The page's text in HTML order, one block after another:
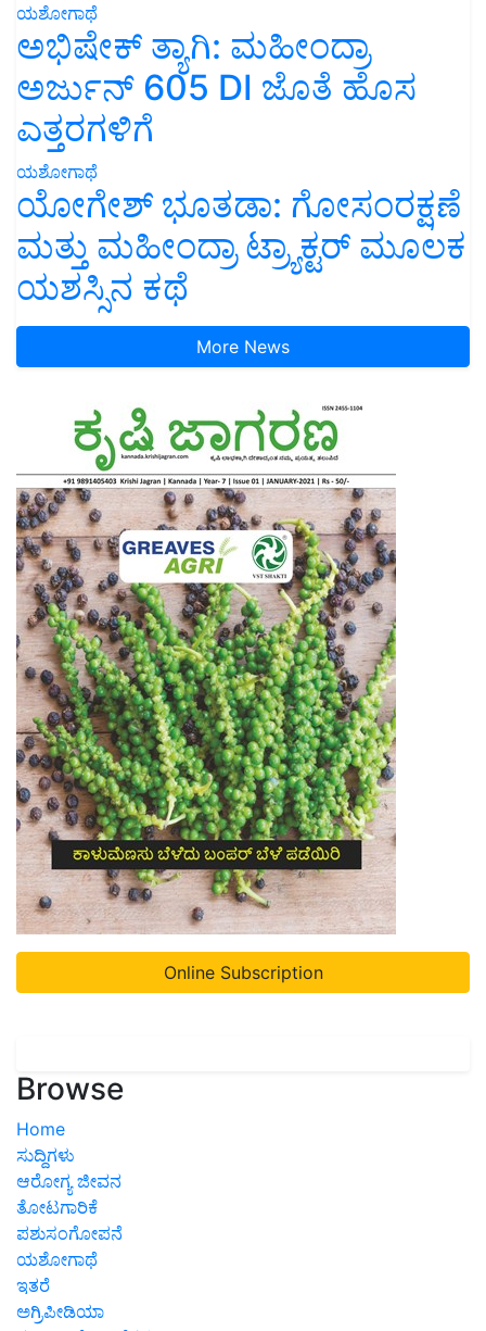
ಯಶೋಗಾಥೆ
ಅಭಿಷೇಕ್ ತ್ಯಾಗಿ: ಮಹೀಂದ್ರಾ
ಅರ್ಜುನ್ 605 DI ಜೊತೆ ಹೊಸ
ಎತ್ತರಗಳಿಗೆ
ಯಶೋಗಾಥೆ
ಯೋಗೇಶ್ ಭೂತಡಾ: ಗೋಸಂರಕ್ಷಣೆ
ಮತ್ತು ಮಹೀಂದ್ರಾ ಟ್ರ್ಯಾಕ್ಟರ್ ಮೂಲಕ
ಯಶಸ್ಸಿನ ಕಥೆ
More News
Online Subscription
Browse
Home
ಸುದ್ದಿಗಳು
ಆರೋಗ್ಯ ಜೀವನ
ತೋಟಗಾರಿಕೆ
ಪಶುಸಂಗೋಪನೆ
ಯಶೋಗಾಥೆ
ಇತರೆ
ಅಗ್ರಿಪೀಡಿಯಾ